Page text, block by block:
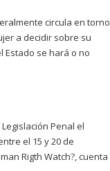
circula en torno
a decidir sobre su
Estado se hará o no
Penal el
el 15 y 20 de
Rigth Watch?, cuenta